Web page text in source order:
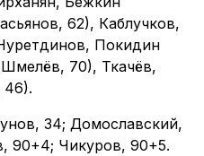
62), Каблучков,
Покидин
70), Ткачёв,
46).
34; Домославский,
90+4; Чикуров, 90+5.